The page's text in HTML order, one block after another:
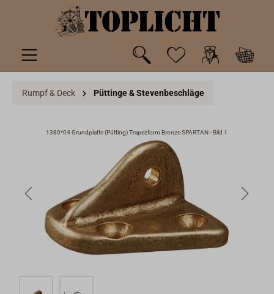
springen
Rumpf & Deck Püttinge & Stevenbeschläge
1380*04 Grundplatte (Pütting) Trapezform Bronze SPARTAN - Bild 1